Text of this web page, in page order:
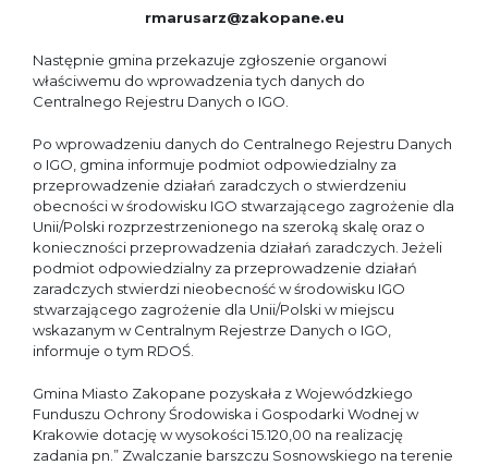
rmarusarz@zakopane.eu
Następnie gmina przekazuje zgłoszenie organowi
właściwemu do wprowadzenia tych danych do
Centralnego Rejestru Danych o IGO.
Po wprowadzeniu danych do Centralnego Rejestru Danych
o IGO, gmina informuje podmiot odpowiedzialny za
przeprowadzenie działań zaradczych o stwierdzeniu
obecności w środowisku IGO stwarzającego zagrożenie dla
Unii/Polski rozprzestrzenionego na szeroką skalę oraz o
konieczności przeprowadzenia działań zaradczych. Jeżeli
podmiot odpowiedzialny za przeprowadzenie działań
zaradczych stwierdzi nieobecność w środowisku IGO
stwarzającego zagrożenie dla Unii/Polski w miejscu
wskazanym w Centralnym Rejestrze Danych o IGO,
informuje o tym RDOŚ.
Gmina Miasto Zakopane pozyskała z Wojewódzkiego
Funduszu Ochrony Środowiska i Gospodarki Wodnej w
Krakowie dotację w wysokości 15.120,00 na realizację
zadania pn.” Zwalczanie barszczu Sosnowskiego na terenie